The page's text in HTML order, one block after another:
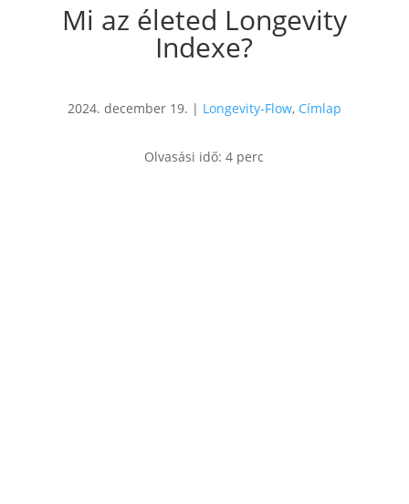
Mi az életed Longevity
Indexe?
2024. december 19. | Longevity-Flow, Címlap
Olvasási idő: 4 perc